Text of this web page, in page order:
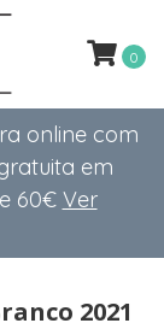
online com
em
60€ Ver
0
2021